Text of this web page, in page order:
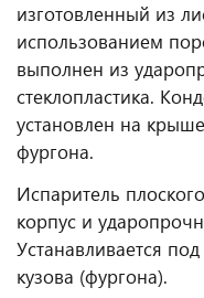
изготовленный из
использованием
выполнен из
стеклопластика.
установлен на
фургона.
Испаритель
корпус и
Устанавливается
кузова (фургона).